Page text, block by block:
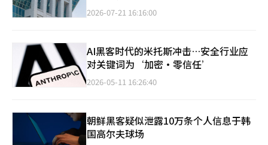
2026-07-21 16:16:00
AI黑客时代的米托斯冲击…安全行业应
对关键词为‘加密·零信任’
2026-05-11 16:26:40
朝鲜黑客疑似泄露10万条个人信息于韩
国高尔夫球场